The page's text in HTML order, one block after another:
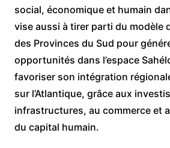
social, économique et humain
vise aussi à tirer parti du modèle
des Provinces du Sud pour
opportunités dans l’espace
favoriser son intégration
sur l’Atlantique, grâce aux
infrastructures, au commerce et
du capital humain.